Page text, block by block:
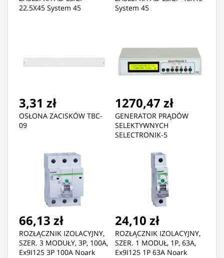
22.5X45 System 45
System 45
3,31 zł
OSŁONA ZACISKÓW TBC-
09
1270,47 zł
GENERATOR PRĄDÓW
SELEKTYWNYCH
SELECTRONIK-5
66,13 zł
ROZŁĄCZNIK IZOLACYJNY,
SZER. 3 MODUŁY, 3P, 100A,
Ex9I125 3P 100A Noark
24,10 zł
ROZŁĄCZNIK IZOLACYJNY,
SZER. 1 MODUŁ, 1P, 63A,
Ex9I125 1P 63A Noark